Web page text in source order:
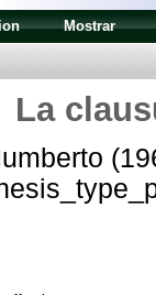
Mostrar
La